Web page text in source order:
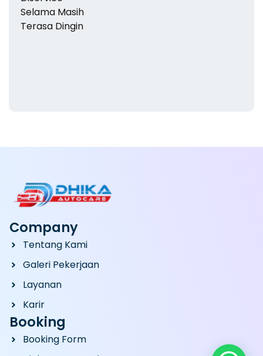
Company
Tentang Kami
Galeri Pekerjaan
Layanan
Karir
Booking
Booking Form